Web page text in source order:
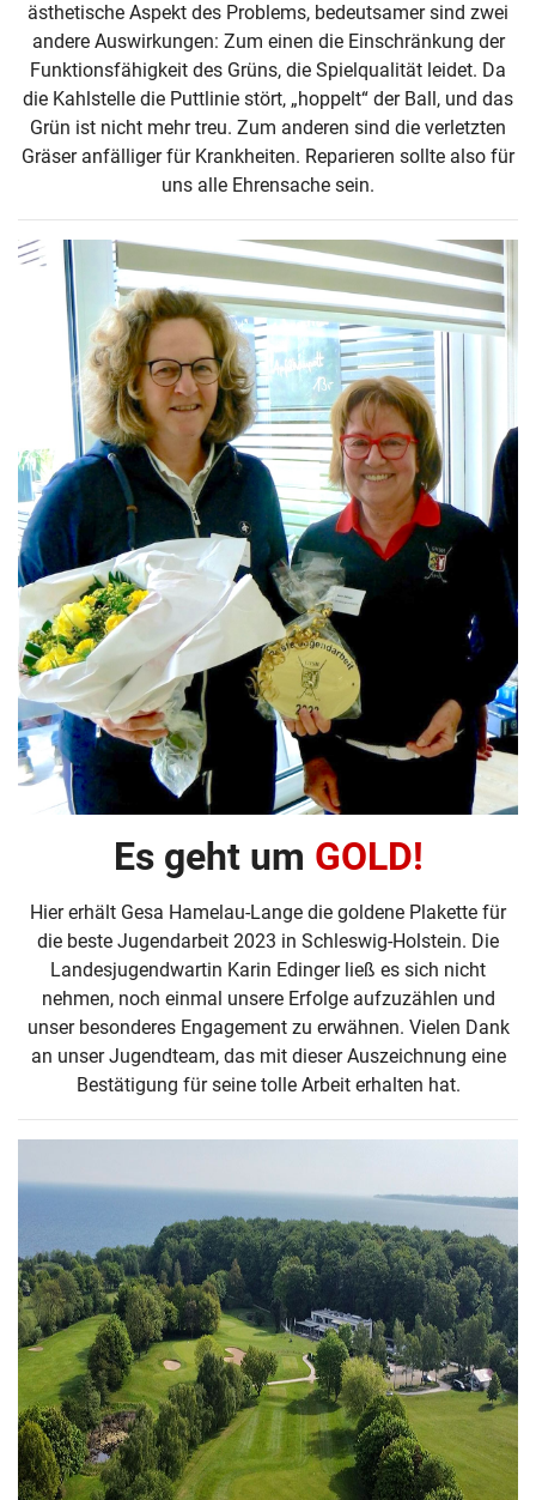
ästhetische Aspekt des Problems, bedeutsamer sind zwei
andere Auswirkungen: Zum einen die Einschränkung der
Funktionsfähigkeit des Grüns, die Spielqualität leidet. Da
die Kahlstelle die Puttlinie stört, „hoppelt“ der Ball, und das
Grün ist nicht mehr treu. Zum anderen sind die verletzten
Gräser anfälliger für Krankheiten. Reparieren sollte also für
uns alle Ehrensache sein.
Es geht um GOLD!
Hier erhält Gesa Hamelau-Lange die goldene Plakette für
die beste Jugendarbeit 2023 in Schleswig-Holstein. Die
Landesjugendwartin Karin Edinger ließ es sich nicht
nehmen, noch einmal unsere Erfolge aufzuzählen und
unser besonderes Engagement zu erwähnen. Vielen Dank
an unser Jugendteam, das mit dieser Auszeichnung eine
Bestätigung für seine tolle Arbeit erhalten hat.